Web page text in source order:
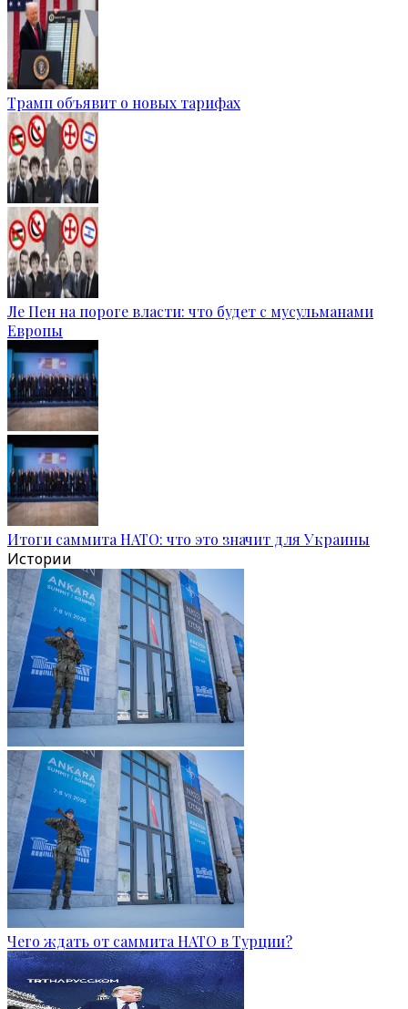
Трамп объявит о новых тарифах
Ле Пен на пороге власти: что будет с мусульманами
Европы
Итоги саммита НАТО: что это значит для Украины
Истории
Чего ждать от саммита НАТО в Турции?